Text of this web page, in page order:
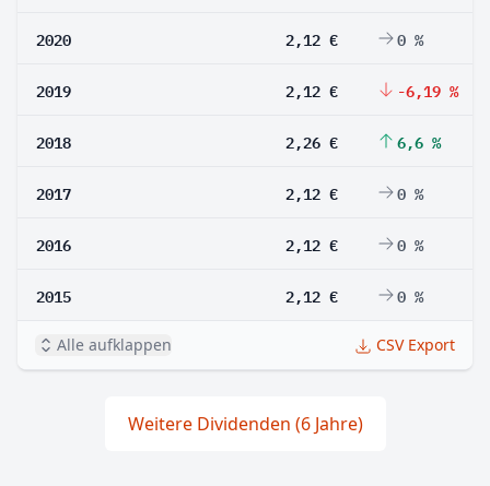
2020 2,12 € 0 %
2019 2,12 € -6,19 %
2018 2,26 € 6,6 %
2017 2,12 € 0 %
2016 2,12 € 0 %
2015 2,12 € 0 %
Alle aufklappen CSV Export
Weitere Dividenden (6 Jahre)